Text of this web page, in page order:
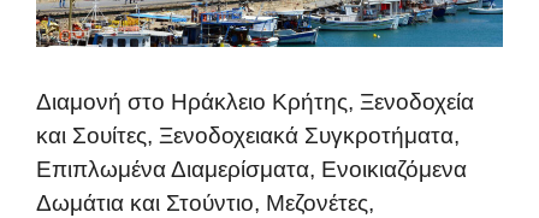
Διαμονή στο Ηράκλειο Κρήτης, Ξενοδοχεία
και Σουίτες, Ξενοδοχειακά Συγκροτήματα,
Επιπλωμένα Διαμερίσματα, Ενοικιαζόμενα
Δωμάτια και Στούντιο, Μεζονέτες,